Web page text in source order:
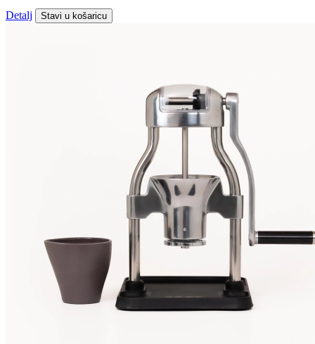
Detalj Stavi u košaricu